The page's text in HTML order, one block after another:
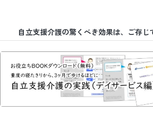
自立支援介護の驚くべき効果は、ご存じ